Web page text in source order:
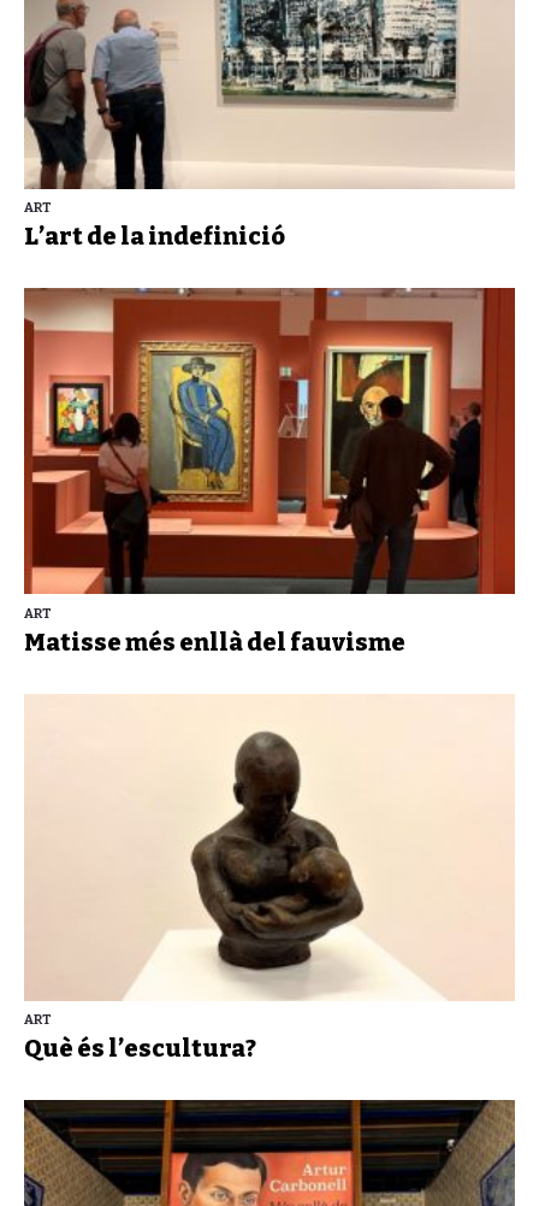
ART
L’art de la indefinició
ART
Matisse més enllà del fauvisme
ART
Què és l’escultura?